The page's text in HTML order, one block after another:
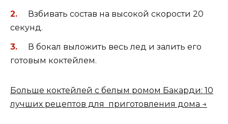
Взбивать состав на высокой скорости 20
секунд.
В бокал выложить весь лед и залить его
готовым коктейлем.
Больше коктейлей с белым ромом Бакарди: 10
лучших рецептов для приготовления дома →